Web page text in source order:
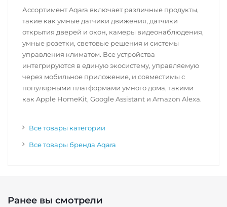
Ассортимент Aqara включает различные продукты,
такие как умные датчики движения, датчики
открытия дверей и окон, камеры видеонаблюдения,
умные розетки, световые решения и системы
управления климатом. Все устройства
интегрируются в единую экосистему, управляемую
через мобильное приложение, и совместимы с
популярными платформами умного дома, такими
как Apple HomeKit, Google Assistant и Amazon Alexa.
Все товары категории
Все товары бренда Aqara
Ранее вы смотрели